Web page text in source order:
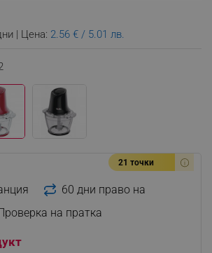
| Цена: 2.56 € / 5.01 лв.
21 точки
60 дни право на
на пратка